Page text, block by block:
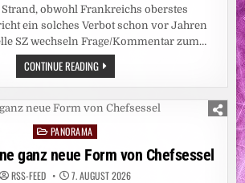
Strand, obwohl Frankreichs oberstes
ein solches Verbot schon vor Jahren
SZ wechseln Frage/Kommentar zum…
CONTINUE READINGFRANKREICH:
GERICHT
KIPPT
VERBOT
AN
STRAND
PostedPANORAMA
ganz neue Form von Chefsessel
RSS-FEED 7. AUGUST 2026